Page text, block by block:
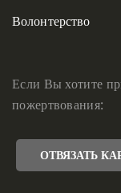
Волонтерство
Если Вы хотите
пожертвования:
ОТВЯЗАТЬ